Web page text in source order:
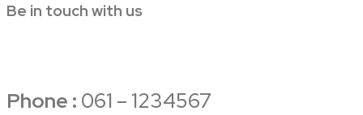
Be in touch with us
Phone : 061 – 1234567